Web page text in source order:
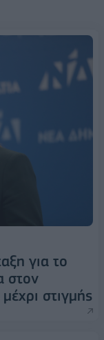
για το
στον
στιγμής